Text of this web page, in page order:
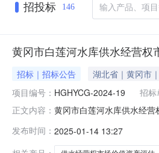
招投标 146
黄冈市白莲河水库供水经营
招标｜招标公告 湖北省｜黄冈市
项目编号： HGHYCG-2024-19 招标
正文内容： 黄冈市白莲河水库供水经
号：/项目名称：黄冈市白
发布时间： 2025-01-14 13:27